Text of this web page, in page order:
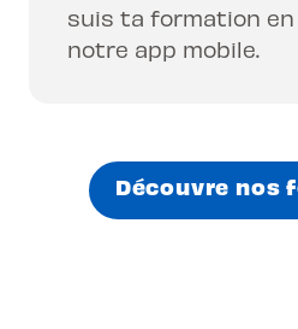
suis ta formation
notre app mobile.
Découvre nos